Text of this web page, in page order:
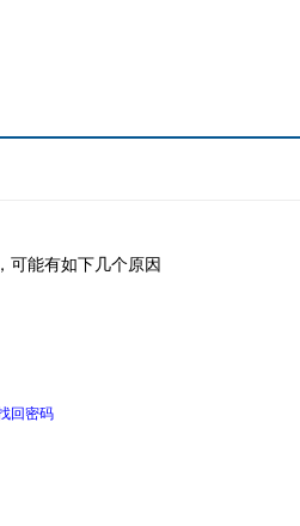
可能有如下几个原因
回密码